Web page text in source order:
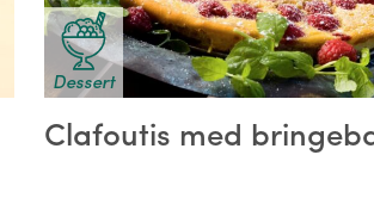
Dessert
Clafoutis med